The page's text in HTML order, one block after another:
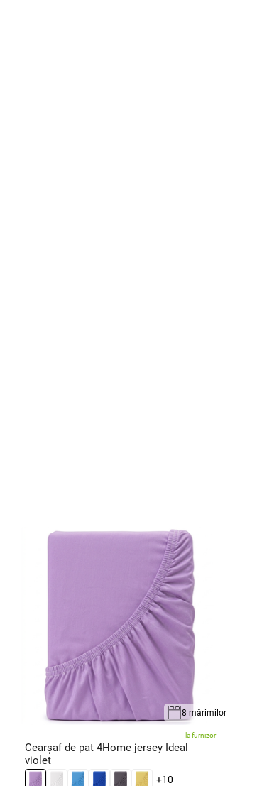
8 mărimilor
la furnizor
Cearșaf de pat 4Home jersey Ideal
violet
+10